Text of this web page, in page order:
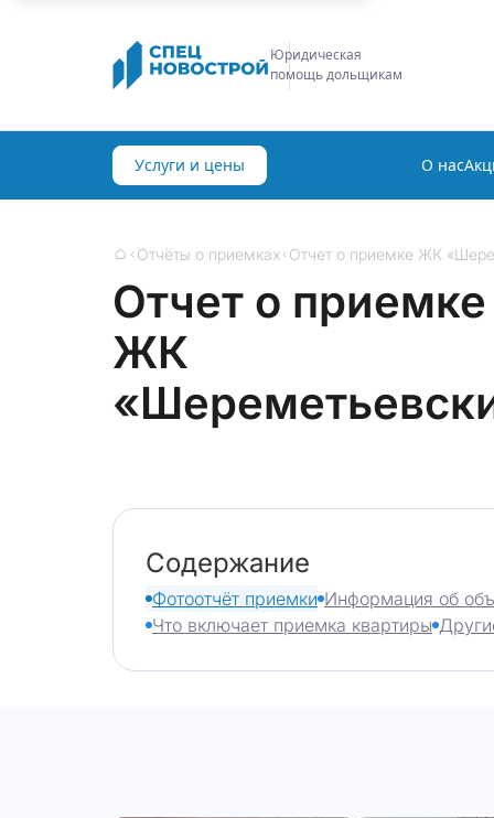
Строительная
экспертиза
Услуги и цены О нас
Главная
Отчёты о приемках Отчет о приемке ЖК
Отчет о приемке
ЖК
Содержание
Фотоотчёт приемки Информация об
Что включает приемка квартиры